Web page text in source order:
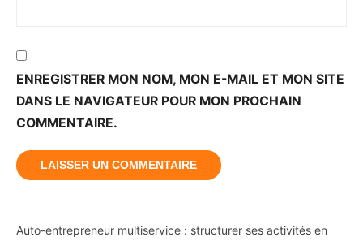
ENREGISTRER MON NOM, MON E-MAIL ET MON SITE
DANS LE NAVIGATEUR POUR MON PROCHAIN
COMMENTAIRE.
Auto-entrepreneur multiservice : structurer ses activités en